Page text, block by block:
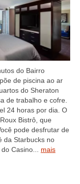
do Bairro
de piscina ao ar
do Sheraton
de trabalho e cofre.
24 horas por dia. O
Bistrô, que
pode desfrutar de
da Starbucks no
Casino... mais